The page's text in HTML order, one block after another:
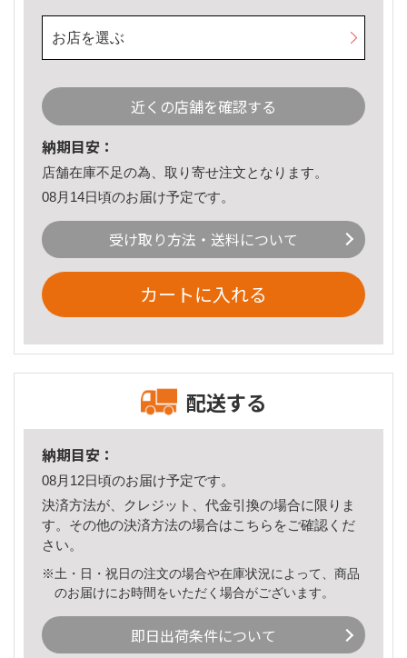
お店を選ぶ
近くの店舗を確認する
納期目安：
店舗在庫不足の為、取り寄せ注文となります。
08月14日頃のお届け予定です。
受け取り方法・送料について
カートに入れる
配送する
納期目安：
08月12日頃のお届け予定です。
決済方法が、クレジット、代金引換の場合に限りま
す。その他の決済方法の場合はこちら をご確認くだ
さい。
※土・日・祝日の注文の場合や在庫状況によって、商品
のお届けにお時間をいただく場合がございます。
即日出荷条件について